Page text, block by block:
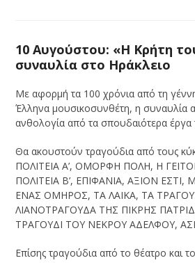
10 Αυγούστου: «Η Κρήτη
συναυλία στο Ηράκλειο
Με αφορμή τα 100 χρόνια από τη
Έλληνα μουσικοσυνθέτη, η συναυλία
ανθολογία από τα σπουδαιότερα έργα
Θα ακουστούν τραγούδια από τους
ΠΟΛΙΤΕΙΑ Α’, ΟΜΟΡΦΗ ΠΟΛΗ, Η
ΠΟΛΙΤΕΙΑ Β’, ΕΠΙΦΑΝΙΑ, ΑΞΙΟΝ
ΕΝΑΣ ΟΜΗΡΟΣ, ΤΑ ΛΑΙΚΑ, ΤΑ
ΛΙΑΝΟΤΡΑΓΟΥΔΑ ΤΗΣ ΠΙΚΡΗΣ
ΤΡΑΓΟΥΔΙ ΤΟΥ ΝΕΚΡΟΥ ΑΔΕΛΦΟΥ,
Επίσης τραγούδια από το θέατρο και